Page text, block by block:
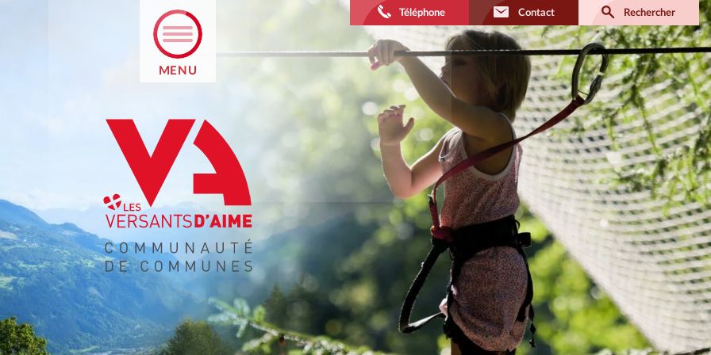
Téléphone Contact Rechercher
MENU